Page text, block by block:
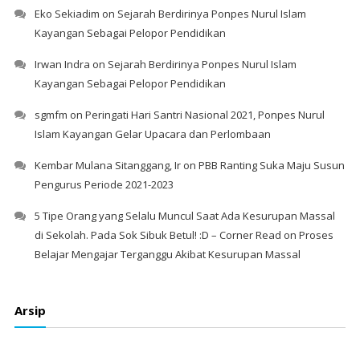
Eko Sekiadim on Sejarah Berdirinya Ponpes Nurul Islam
Kayangan Sebagai Pelopor Pendidikan
Irwan Indra on Sejarah Berdirinya Ponpes Nurul Islam
Kayangan Sebagai Pelopor Pendidikan
sgmfm on Peringati Hari Santri Nasional 2021, Ponpes Nurul
Islam Kayangan Gelar Upacara dan Perlombaan
Kembar Mulana Sitanggang, Iron PBB Ranting Suka Maju Susun
Pengurus Periode 2021-2023
5 Tipe Orang yang Selalu Muncul Saat Ada Kesurupan Massal
di Sekolah. Pada Sok Sibuk Betul! :D – Corner Read on Proses
Belajar Mengajar Terganggu Akibat Kesurupan Massal
Arsip